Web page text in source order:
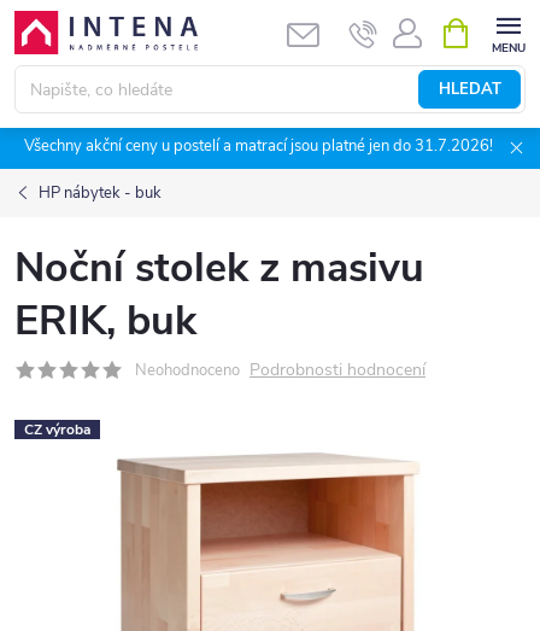
Přejít
obsah
HLEDAT
NÁKUPNÍ
KOŠÍK
Všechny akční ceny u postelí a matrací jsou platné jen do 31.7.2026!
HP nábytek - buk
Noční stolek z masivu
ERIK, buk
Neohodnoceno Podrobnosti hodnocení
CZ výroba